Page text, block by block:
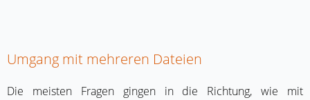
Umgang mit mehreren Dateien
Die meisten Fragen gingen in die Richtung, wie mit